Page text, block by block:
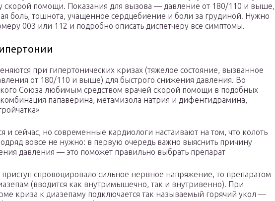
скорой помощи. Показания для вызова — давление от 180/110 и выше,
боль, тошнота, учащенное сердцебиение и боли за грудиной. Нужно
003 или 112 и подробно описать диспетчеру все симптомы.
при гипертонических кризах (тяжелое состояние, вызванное
от 180/110 и выше) для быстрого снижения давления. Во
Союза любимым средством врачей скорой помощи в подобных
папаверина, метамизола натрия и дифенгидрамина,
и сейчас, но современные кардиологи настаивают на том, что колоть
вовсе не нужно: в первую очередь важно выяснить причину
давления — это поможет правильно выбрать препарат
спровоцировало сильное нервное напряжение, то препаратом
(вводится как внутримышечно, так и внутривенно). При
криза к диазепаму подключается так называемый горячий укол —